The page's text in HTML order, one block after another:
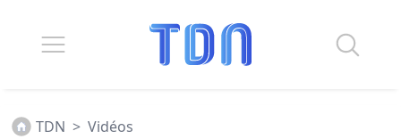
TDN > Vidéos